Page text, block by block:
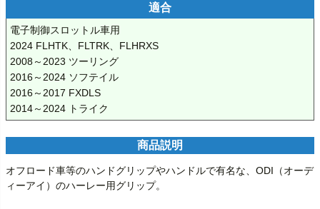
適合
電子制御スロットル車用
2024 FLHTK、FLTRK、FLHRXS
2008～2023 ツーリング
2016～2024 ソフテイル
2016～2017 FXDLS
2014～2024 トライク
商品説明
オフロード車等のハンドグリップやハンドルで有名な、ODI（オーデ
ィーアイ）のハーレー用グリップ。